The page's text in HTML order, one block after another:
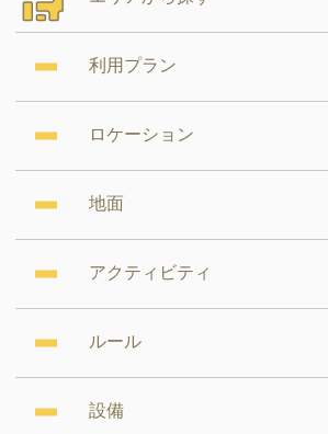
利用プラン
ロケーション
地面
アクティビティ
ルール
設備